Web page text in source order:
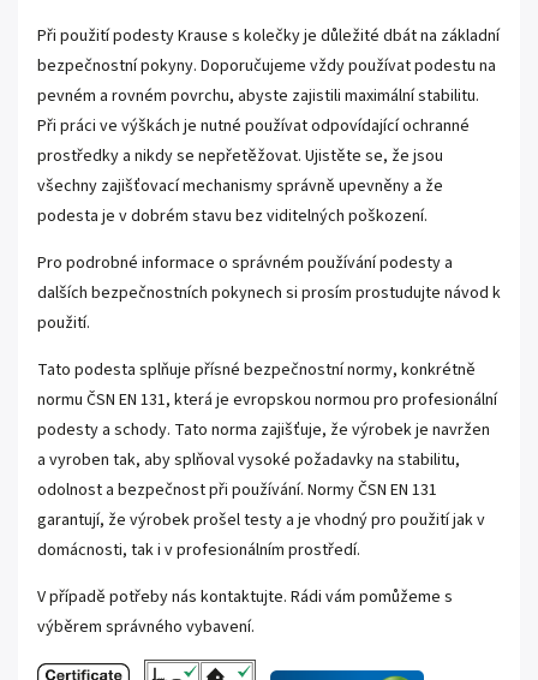
Při použití podesty Krause s kolečky je důležité dbát na základní
bezpečnostní pokyny. Doporučujeme vždy používat podestu na
pevném a rovném povrchu, abyste zajistili maximální stabilitu.
Při práci ve výškách je nutné používat odpovídající ochranné
prostředky a nikdy se nepřetěžovat. Ujistěte se, že jsou
všechny zajišťovací mechanismy správně upevněny a že
podesta je v dobrém stavu bez viditelných poškození.
Pro podrobné informace o správném používání podesty a
dalších bezpečnostních pokynech si prosím prostudujte návod k
použití.
Tato podesta splňuje přísné bezpečnostní normy, konkrétně
normu ČSN EN 131, která je evropskou normou pro profesionální
podesty a schody. Tato norma zajišťuje, že výrobek je navržen
a vyroben tak, aby splňoval vysoké požadavky na stabilitu,
odolnost a bezpečnost při používání. Normy ČSN EN 131
garantují, že výrobek prošel testy a je vhodný pro použití jak v
domácnosti, tak i v profesionálním prostředí.
V případě potřeby nás kontaktujte. Rádi vám pomůžeme s
výběrem správného vybavení.